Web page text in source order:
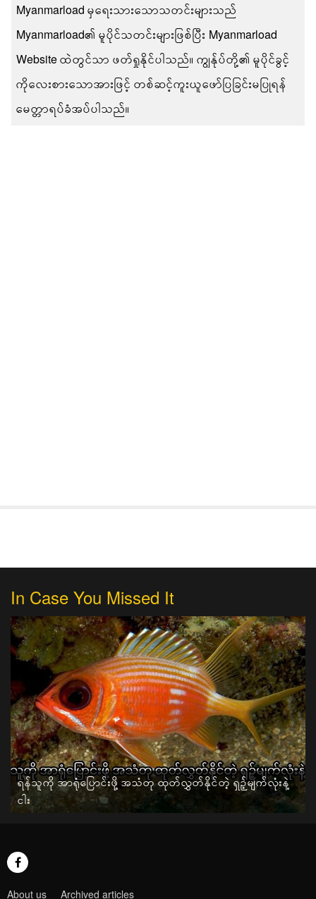
Myanmarload မှရေးသားသောသတင်းများသည်
Myanmarload၏ မူပိုင်သတင်းများဖြစ်ပြီး Myanmarload
Website ထဲတွင်သာ ဖတ်ရှုနိုင်ပါသည်။ ကျွန်ုပ်တို့၏ မူပိုင်ခွင့်
ကိုလေးစားသောအားဖြင့် တစ်ဆင့်ကူးယူဖော်ပြခြင်းမပြုရန်
မေတ္တာရပ်ခံအပ်ပါသည်။
In Case You Missed It
ရန်သူကို အာရုံပြောင်းဖို့ အသံတု ထုတ်လွှတ်နိုင်တဲ့ ရှဉ့်မျက်လုံးနဲ့
ငါး
About us Archived articles